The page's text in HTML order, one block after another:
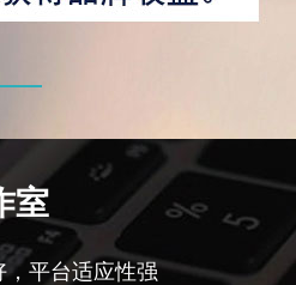
室
，平台适应性强